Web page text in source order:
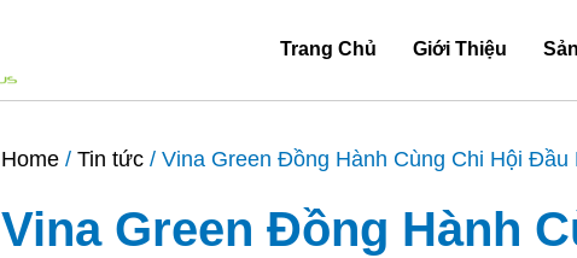
Trang Chủ Giới Thiệu
Home / Tin tức / Vina Green Đồng Hành Cùng Chi Hội Đầu
Vina Green Đồng Hành